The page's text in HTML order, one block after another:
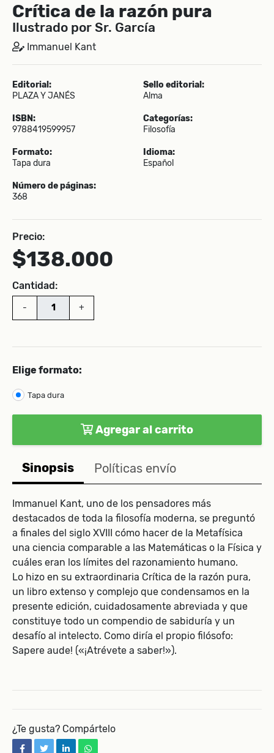
Crítica de la razón pura
Ilustrado por Sr. García
Immanuel Kant
Editorial:
PLAZA Y JANÉS
Sello editorial:
Alma
ISBN:
9788419599957
Categorías:
Filosofía
Formato:
Tapa dura
Idioma:
Español
Número de páginas:
368
Precio:
$138.000
Cantidad:
- +
Elige formato:
Tapa dura
Agregar al carrito
Sinopsis Políticas envío
Immanuel Kant, uno de los pensadores más
destacados de toda la filosofía moderna, se preguntó
a finales del siglo XVIII cómo hacer de la Metafísica
una ciencia comparable a las Matemáticas o la Física y
cuáles eran los límites del razonamiento humano.
Lo hizo en su extraordinaria Crítica de la razón pura,
un libro extenso y complejo que condensamos en la
presente edición, cuidadosamente abreviada y que
constituye todo un compendio de sabiduría y un
desafío al intelecto. Como diría el propio filósofo:
Sapere aude! («¡Atrévete a saber!»).
¿Te gusta? Compártelo
facebooktwitterlinkedinwhatsapp